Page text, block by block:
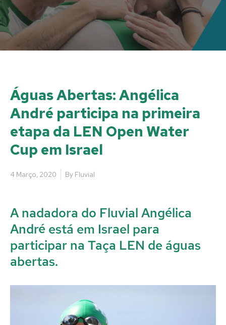
Águas Abertas: Angélica
André participa na primeira
etapa da LEN Open Water
Cup em Israel
4 Março, 2020 By Fluvial
A nadadora do Fluvial Angélica
André está em Israel para
participar na Taça LEN de águas
abertas.